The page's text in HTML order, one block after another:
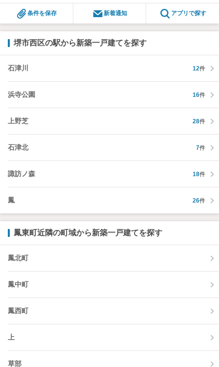
条件を保存 新着通知 アプリで探す
堺市西区の駅から新築一戸建てを探す
石津川 12件
浜寺公園 16件
上野芝 28件
石津北 7件
諏訪ノ森 18件
鳳 26件
鳳東町近隣の町域から新築一戸建てを探す
鳳北町
鳳中町
鳳西町
上
草部